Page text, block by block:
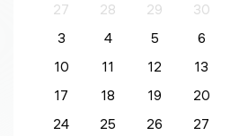
27
28 29 30
3
4 5 6
10
11 12 13
17
18 19 20
24
25 26 27